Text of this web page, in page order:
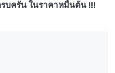
บครัน ในราคาหมื่นต้น !!!